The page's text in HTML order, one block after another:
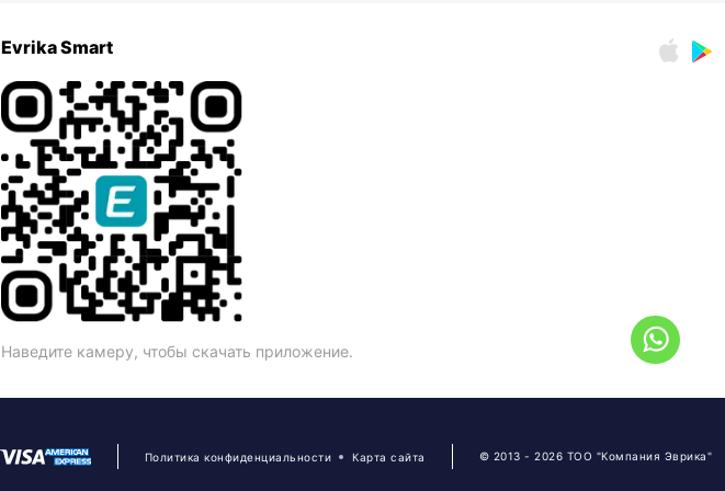
Evrika Smart
Наведите камеру, чтобы скачать приложение.
Политика конфиденциальности Карта сайта © 2013 - 2026 ТОО "Компания Эврика"